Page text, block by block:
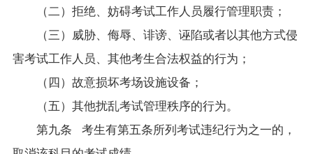
（二）拒绝、妨碍考试工作人员履行管理职责；
（三）威胁、侮辱、诽谤、诬陷或者以其他方式侵
害考试工作人员、其他考生合法权益的行为；
（四）故意损坏考场设施设备；
（五）其他扰乱考试管理秩序的行为。
第九条 考生有第五条所列考试违纪行为之一的，